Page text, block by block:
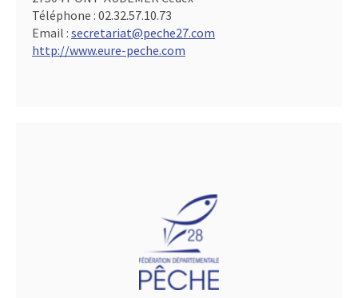
Téléphone : 02.32.57.10.73
Email : secretariat@peche27.com
http://www.eure-peche.com